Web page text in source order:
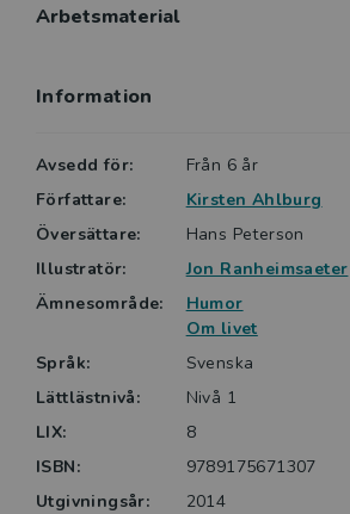
Arbetsmaterial
Information
Avsedd för:
Från 6 år
Författare:
Kirsten Ahlburg
Översättare:
Hans Peterson
Illustratör:
Jon Ranheimsaeter
Ämnesområde:
Humor
Om livet
Språk:
Svenska
Lättlästnivå:
Nivå 1
LIX:
8
ISBN:
9789175671307
Utgivningsår:
2014